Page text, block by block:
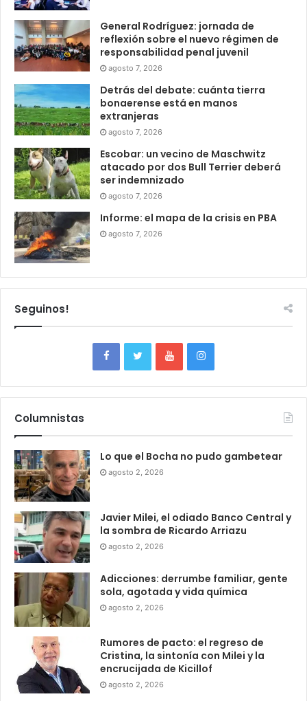
General Rodríguez: jornada de
reflexión sobre el nuevo régimen de
responsabilidad penal juvenil
agosto 7, 2026
Detrás del debate: cuánta tierra
bonaerense está en manos
extranjeras
agosto 7, 2026
Escobar: un vecino de Maschwitz
atacado por dos Bull Terrier deberá
ser indemnizado
agosto 7, 2026
Informe: el mapa de la crisis en PBA
agosto 7, 2026
Seguinos!
Columnistas
Lo que el Bocha no pudo gambetear
agosto 2, 2026
Javier Milei, el odiado Banco Central y
la sombra de Ricardo Arriazu
agosto 2, 2026
Adicciones: derrumbe familiar, gente
sola, agotada y vida química
agosto 2, 2026
Rumores de pacto: el regreso de
Cristina, la sintonía con Milei y la
encrucijada de Kicillof
agosto 2, 2026